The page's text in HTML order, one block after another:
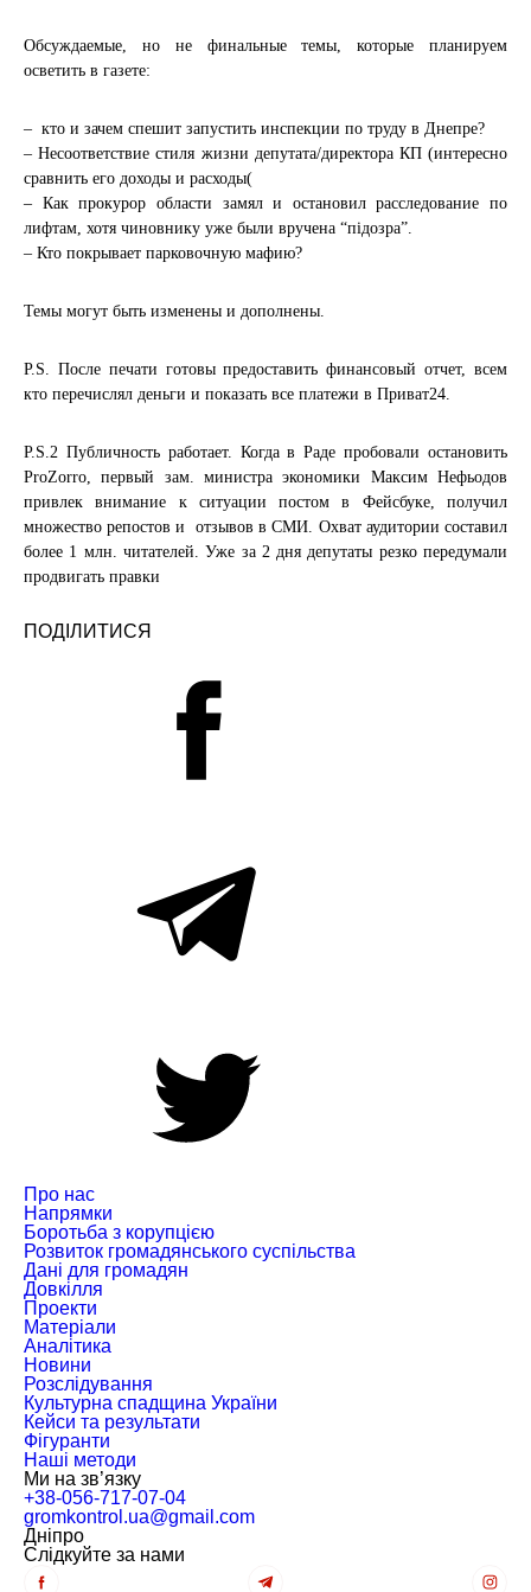
Обсуждаемые, но не финальные темы, которые планируем
осветить в газете:
– кто и зачем спешит запустить инспекции по труду в Днепре?
– Несоответствие стиля жизни депутата/директора КП (интересно
сравнить его доходы и расходы(
– Как прокурор области замял и остановил расследование по
лифтам, хотя чиновнику уже были вручена “підозра”.
– Кто покрывает парковочную мафию?
Темы могут быть изменены и дополнены.
P.S. После печати готовы предоставить финансовый отчет, всем
кто перечислял деньги и показать все платежи в Приват24.
P.S.2 Публичность работает. Когда в Раде пробовали остановить
ProZorro, первый зам. министра экономики Максим Нефьодов
привлек внимание к ситуации постом в Фейсбуке, получил
множество репостов и отзывов в СМИ. Охват аудитории составил
более 1 млн. читателей. Уже за 2 дня депутаты резко передумали
продвигать правки
ПОДІЛИТИСЯ
Про нас
Напрямки
Боротьба з корупцією
Розвиток громадянського суспільства
Дані для громадян
Довкілля
Проекти
Матеріали
Аналітика
Новини
Розслідування
Культурна спадщина України
Кейси та результати
Фігуранти
Наші методи
Ми на зв’язку
+38-056-717-07-04
gromkontrol.ua@gmail.com
Дніпро
Слiдкуйте за нами